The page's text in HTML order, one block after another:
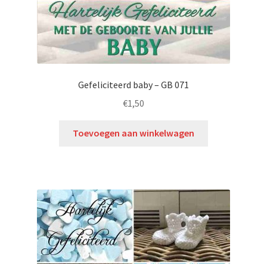
Gefeliciteerd baby – GB 071
€1,50
Toevoegen aan winkelwagen